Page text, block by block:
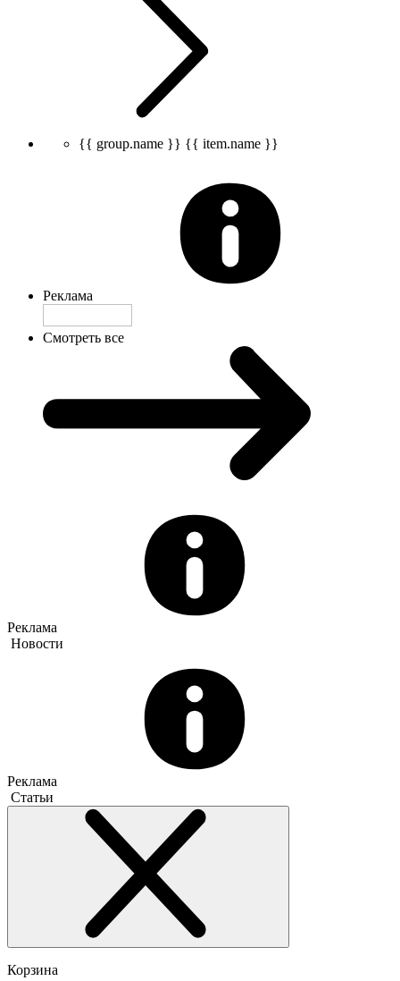
{{ group.name }} {{ item.name }}
Реклама
Смотреть все
Реклама
Новости
Реклама
Статьи
Корзина